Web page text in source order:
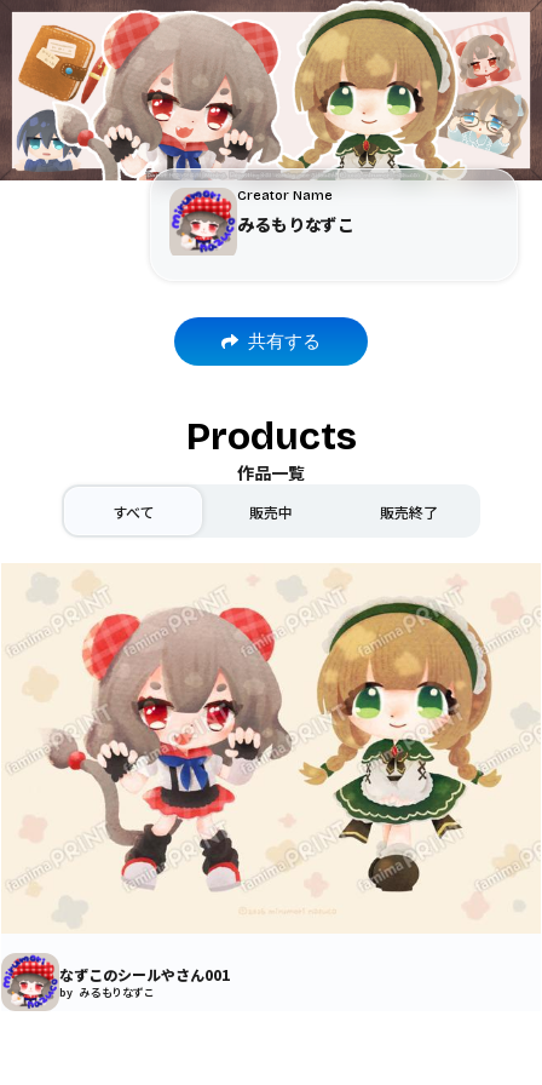
Creator Name
みるもりなずこ
共有する
Products
作品一覧
すべて 販売中 販売終了
なずこのシールやさん001
by みるもりなずこ